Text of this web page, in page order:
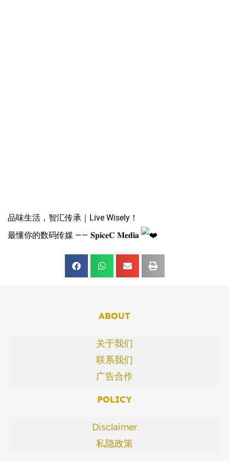
品味生活，智汇传承｜Live Wisely！
最懂你的数码传媒 —— 𝐒𝐩𝐢𝐜𝐞𝐂 𝐌𝐞𝐝𝐢𝐚
ABOUT
关于我们
联系我们
广告合作
POLICY
Disclaimer
私隐政策